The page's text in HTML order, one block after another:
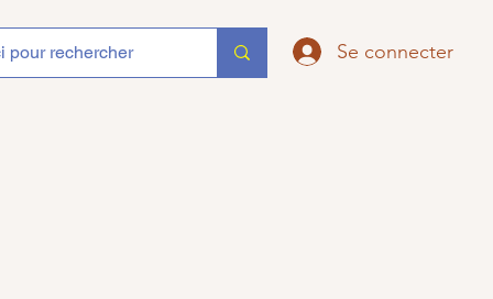
Se connecter